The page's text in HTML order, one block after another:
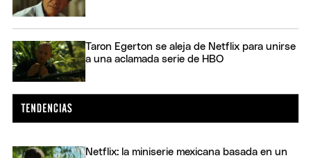
Taron Egerton se aleja de Netflix para unirse
a una aclamada serie de HBO
Netflix: la miniserie mexicana basada en un